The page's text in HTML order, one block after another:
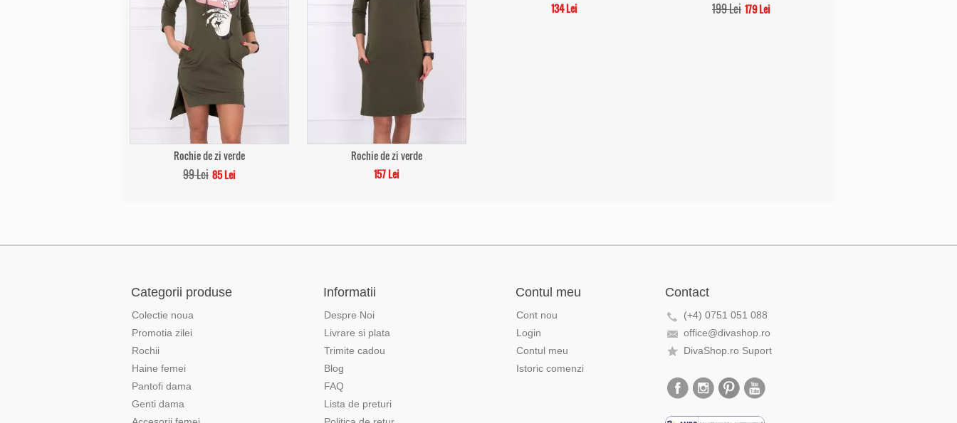
Rochie de zi verde
99 Lei 85 Lei
Rochie de zi verde
157 Lei
134 Lei
199 Lei 179 Lei
Categorii produse
Colectie noua
Promotia zilei
Rochii
Haine femei
Pantofi dama
Genti dama
Informatii
Despre Noi
Livrare si plata
Trimite cadou
Blog
FAQ
Lista de preturi
Contul meu
Cont nou
Login
Contul meu
Istoric comenzi
Contact
(+4) 0751 051 088
office@divashop.ro
DivaShop.ro Suport